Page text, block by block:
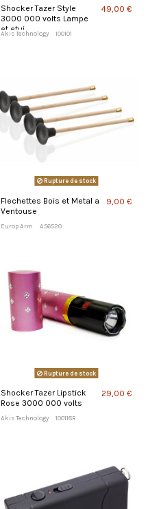
Shocker Tazer Style
3000 000 volts Lampe
et etui
Akis Technology 100101
49,00 €
Rupture de stock
Flechettes Bois et Metal a
Ventouse
Europ Arm A56520
9,00 €
Rupture de stock
Shocker Tazer Lipstick
Rose 3000 000 volts
Akis Technology 100118R
29,00 €